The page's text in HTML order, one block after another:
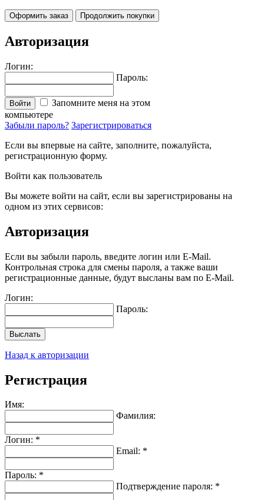
Оформить заказ Продолжить покупки
Авторизация
Логин:
Пароль:
Войти
Запомните меня на этом
компьютере
Забыли пароль? Зарегистрироваться
Если вы впервые на сайте, заполните, пожалуйста,
регистрационную форму.
Войти как пользователь
Вы можете войти на сайт, если вы зарегистрированы на
одном из этих сервисов:
Авторизация
Если вы забыли пароль, введите логин или E-Mail.
Контрольная строка для смены пароля, а также ваши
регистрационные данные, будут высланы вам по E-Mail.
Логин:
Пароль:
Выслать
Назад к авторизации
Регистрация
Имя:
Фамилия:
Логин: *
Email: *
Пароль: *
Подтверждение пароля: *